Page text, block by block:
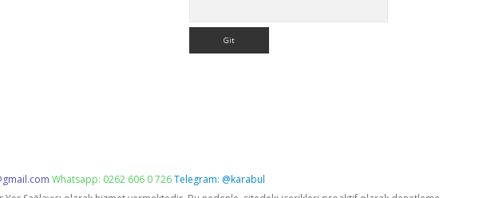
Whatsapp: 0262 606 0 726Telegram: @karabul